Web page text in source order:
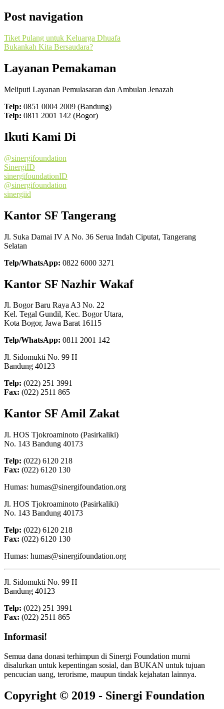
Post navigation
Tiket Pulang untuk Keluarga Dhuafa
Bukankah Kita Bersaudara?
Layanan Pemakaman
Meliputi Layanan Pemulasaran dan Ambulan Jenazah
Telp: 0851 0004 2009 (Bandung)
Telp: 0811 2001 142 (Bogor)
Ikuti Kami Di
@sinergifoundation
SinergiID
sinergifoundationID
@sinergifoundation
sinergiid
Kantor SF Tangerang
Jl. Suka Damai IV A No. 36 Serua Indah Ciputat, Tangerang
Selatan
Telp/WhatsApp: 0822 6000 3271
Kantor SF Nazhir Wakaf
Jl. Bogor Baru Raya A3 No. 22
Kel. Tegal Gundil, Kec. Bogor Utara,
Kota Bogor, Jawa Barat 16115
Telp/WhatsApp: 0811 2001 142
Jl. Sidomukti No. 99 H
Bandung 40123
Telp: (022) 251 3991
Fax: (022) 2511 865
Kantor SF Amil Zakat
Jl. HOS Tjokroaminoto (Pasirkaliki)
No. 143 Bandung 40173
Telp: (022) 6120 218
Fax: (022) 6120 130
Humas: humas@sinergifoundation.org
Jl. HOS Tjokroaminoto (Pasirkaliki)
No. 143 Bandung 40173
Telp: (022) 6120 218
Fax: (022) 6120 130
Humas: humas@sinergifoundation.org
Jl. Sidomukti No. 99 H
Bandung 40123
Telp: (022) 251 3991
Fax: (022) 2511 865
Informasi!
Semua dana donasi terhimpun di Sinergi Foundation murni
disalurkan untuk kepentingan sosial, dan BUKAN untuk tujuan
pencucian uang, terorisme, maupun tindak kejahatan lainnya.
Copyright © 2019 - Sinergi Foundation